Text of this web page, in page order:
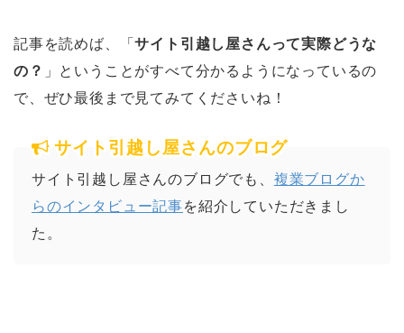
記事を読めば、「サイト引越し屋さんって実際どうな
の？ 」ということがすべて分かるようになっているの
で、ぜひ最後まで見てみてくださいね！
サイト引越し屋さんのブログ
サイト引越し屋さんのブログでも、 複業ブログか
らのインタビュー記事を紹介していただきまし
た。